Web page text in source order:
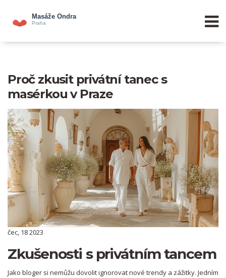
Proč zkusit privátní tanec s
masérkou v Praze
čec, 18 2023
Zkušenosti s privátním tancem
Jako bloger si nemůžu dovolit ignorovat nové trendy a zážitky. Jedním